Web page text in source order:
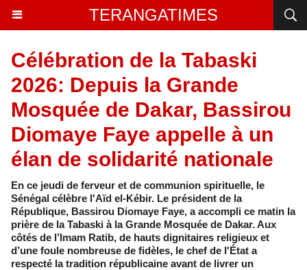
TERANGATIMES
Célébration de la Tabaski
2026: Depuis la Grande
Mosquée de Dakar, Bassirou
Diomaye Faye appelle à un
élan de solidarité nationale
En ce jeudi de ferveur et de communion spirituelle, le
Sénégal célèbre l'Aïd el-Kébir. Le président de la
République, Bassirou Diomaye Faye, a accompli ce matin la
prière de la Tabaski à la Grande Mosquée de Dakar. Aux
côtés de l’Imam Ratib, de hauts dignitaires religieux et
d’une foule nombreuse de fidèles, le chef de l'État a
respecté la tradition républicaine avant de livrer un